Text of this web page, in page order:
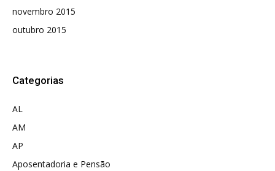
novembro 2015
outubro 2015
Categorias
AL
AM
AP
Aposentadoria e Pensão